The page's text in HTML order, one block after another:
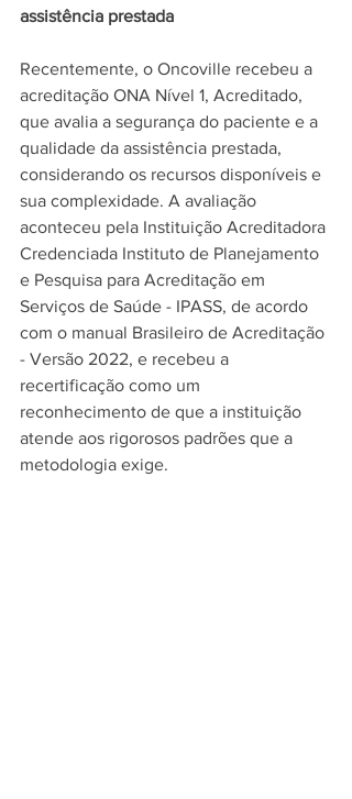
assistência prestada
Recentemente, o Oncoville recebeu a
acreditação ONA Nível 1, Acreditado,
que avalia a segurança do paciente e a
qualidade da assistência prestada,
considerando os recursos disponíveis e
sua complexidade. A avaliação
aconteceu pela Instituição Acreditadora
Credenciada Instituto de Planejamento
e Pesquisa para Acreditação em
Serviços de Saúde - IPASS, de acordo
com o manual Brasileiro de Acreditação
- Versão 2022, e recebeu a
recertificação como um
reconhecimento de que a instituição
atende aos rigorosos padrões que a
metodologia exige.